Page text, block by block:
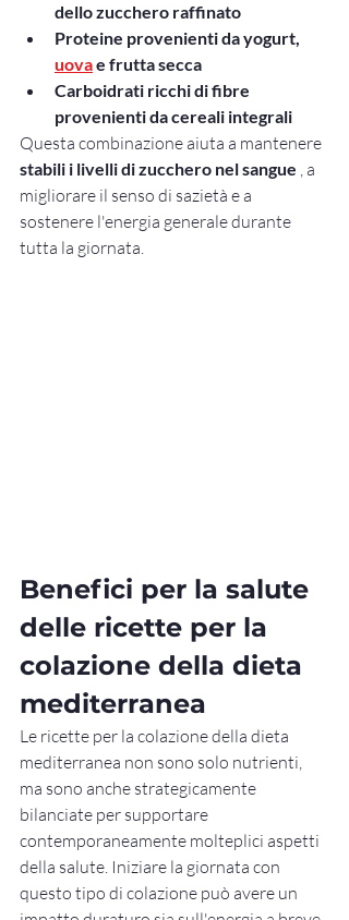
dello zucchero raffinato
Proteine provenienti da yogurt,
uovae frutta secca
Carboidrati ricchi di fibre
provenienti da cereali integrali
Questa combinazione aiuta a mantenere
stabili i livelli di zucchero nel sangue , a
migliorare il senso di sazietà e a
sostenere l'energia generale durante
tutta la giornata.
Benefici per la salute
delle ricette per la
colazione della dieta
mediterranea
Le ricette per la colazione della dieta
mediterranea non sono solo nutrienti,
ma sono anche strategicamente
bilanciate per supportare
contemporaneamente molteplici aspetti
della salute. Iniziare la giornata con
questo tipo di colazione può avere un